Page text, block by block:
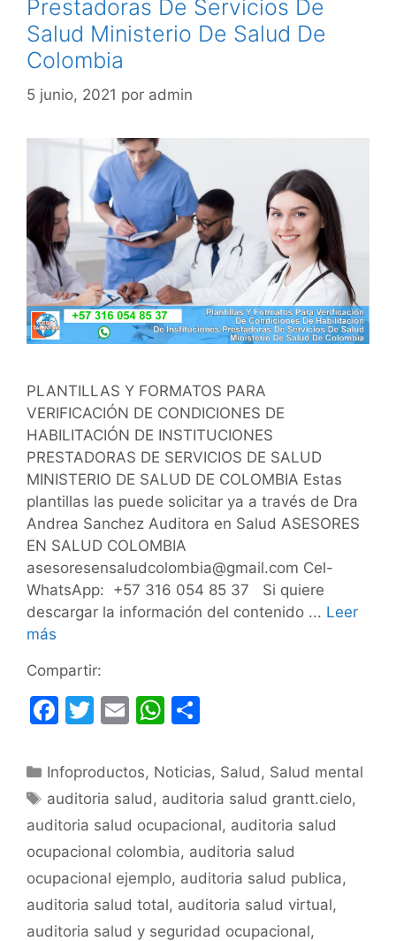
Prestadoras De Servicios De
Salud Ministerio De Salud De
Colombia
5 junio, 2021 por admin
PLANTILLAS Y FORMATOS PARA
VERIFICACIÓN DE CONDICIONES DE
HABILITACIÓN DE INSTITUCIONES
PRESTADORAS DE SERVICIOS DE SALUD
MINISTERIO DE SALUD DE COLOMBIA Estas
plantillas las puede solicitar ya a través de Dra
Andrea Sanchez Auditora en Salud ASESORES
EN SALUD COLOMBIA
asesoresensaludcolombia@gmail.com Cel-
WhatsApp: +57 316 054 85 37 Si quiere
descargar la información del contenido ... Leer
más
Compartir:
F
c
e
b
o
o
k
T
itt
er
E
ai
l
W
at
s
A
p
p
m
p
ar
tir
Categorías
Infoproductos, Noticias, Salud , Salud mental
Etiquetas
auditoria salud , auditoria salud grantt.cielo,
auditoria salud ocupacional, auditoria salud
ocupacional colombia, auditoria salud
ocupacional ejemplo, auditoria salud publica,
auditoria salud total, auditoria salud virtual,
auditoria salud y seguridad ocupacional,